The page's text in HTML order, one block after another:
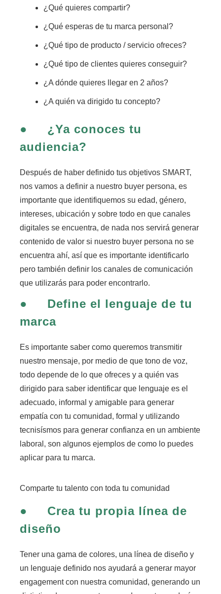
¿Qué quieres compartir?
¿Qué esperas de tu marca personal?
¿Qué tipo de producto / servicio ofreces?
¿Qué tipo de clientes quieres conseguir?
¿A dónde quieres llegar en 2 años?
¿A quién va dirigido tu concepto?
● ¿Ya conoces tu
audiencia?
Después de haber definido tus objetivos SMART,
nos vamos a definir a nuestro buyer persona, es
importante que identifiquemos su edad, género,
intereses, ubicación y sobre todo en que canales
digitales se encuentra, de nada nos servirá generar
contenido de valor si nuestro buyer persona no se
encuentra ahí, así que es importante identificarlo
pero también definir los canales de comunicación
que utilizarás para poder encontrarlo.
● Define el lenguaje de tu
marca
Es importante saber como queremos transmitir
nuestro mensaje, por medio de que tono de voz,
todo depende de lo que ofreces y a quién vas
dirigido para saber identificar que lenguaje es el
adecuado, informal y amigable para generar
empatía con tu comunidad, formal y utilizando
tecnisísmos para generar confianza en un ambiente
laboral, son algunos ejemplos de como lo puedes
aplicar para tu marca.
Comparte tu talento con toda tu comunidad
● Crea tu propia línea de
diseño
Tener una gama de colores, una línea de diseño y
un lenguaje definido nos ayudará a generar mayor
engagement con nuestra comunidad, generando un